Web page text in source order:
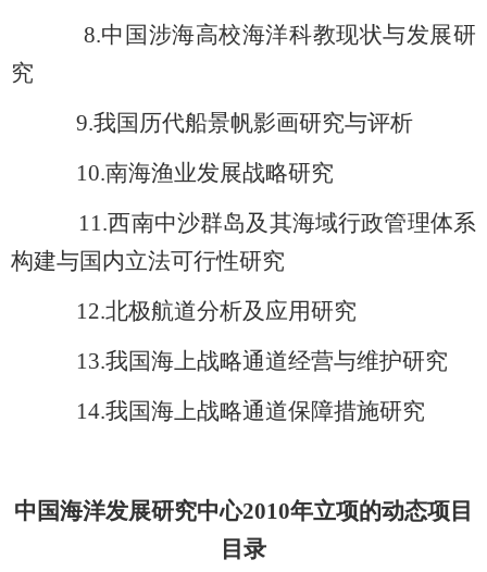
8.中国涉海高校海洋科教现状与发展研
究
9.我国历代船景帆影画研究与评析
10.南海渔业发展战略研究
11.西南中沙群岛及其海域行政管理体系
构建与国内立法可行性研究
12.北极航道分析及应用研究
13.我国海上战略通道经营与维护研究
14.我国海上战略通道保障措施研究
中国海洋发展研究中心2010年立项的动态项目
目录